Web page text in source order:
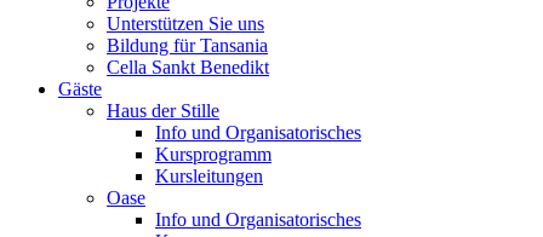
Unterstützen Sie uns
Bildung für Tansania
Cella Sankt Benedikt
Gäste
Haus der Stille
Info und Organisatorisches
Kursprogramm
Kursleitungen
Oase
Info und Organisatorisches